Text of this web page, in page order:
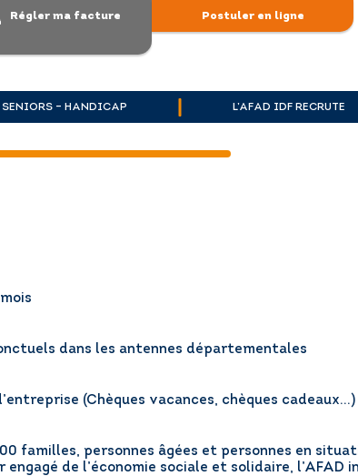
Régler ma facture Postuler en ligne
SENIORS – HANDICAP L’AFAD IDF RECRUTE
dans les antennes départementales
(Chèques vacances, chèques cadeaux…)
familles, personnes âgées et personnes en
de l’économie sociale et solidaire,